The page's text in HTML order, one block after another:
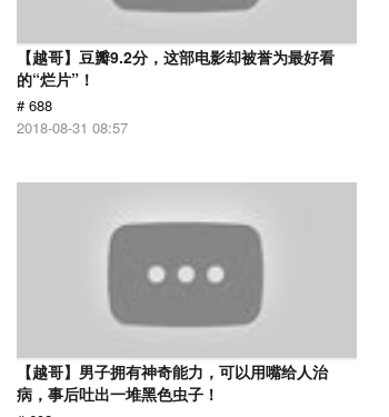
【越哥】豆瓣9.2分，这部电影却被誉为最好看
的“烂片”！
# 688
2018-08-31 08:57
【越哥】男子拥有神奇能力，可以用嘴给人治
病，事后吐出一堆黑色虫子！